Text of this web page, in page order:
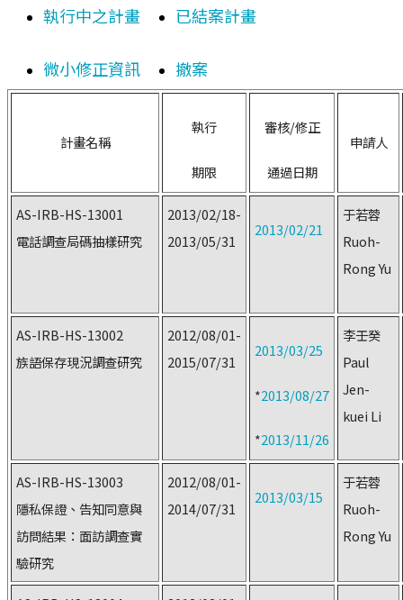
執行中之計畫 已結案計畫
微小修正資訊 撤案
計畫名稱
執行
期限
審核/修正
通過日期
申請人
AS-IRB-HS-13001
電話調查局碼抽樣研究
2013/02/18-
2013/05/31
2013/02/21
于若蓉
Ruoh-
Rong Yu
AS-IRB-HS-13002
族語保存現況調查研究
2012/08/01-
2015/07/31
2013/03/25
*2013/08/27
*2013/11/26
李壬癸
Paul
Jen-
kuei Li
AS-IRB-HS-13003
隱私保證、告知同意與
訪問結果：面訪調查實
驗研究
2012/08/01-
2014/07/31
2013/03/15
于若蓉
Ruoh-
Rong Yu